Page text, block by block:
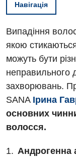
Навігація
Випадіння
якою
можуть бути
неправильного
захворювань.
SANA Ірина
основних
волосся.
Андрогенна